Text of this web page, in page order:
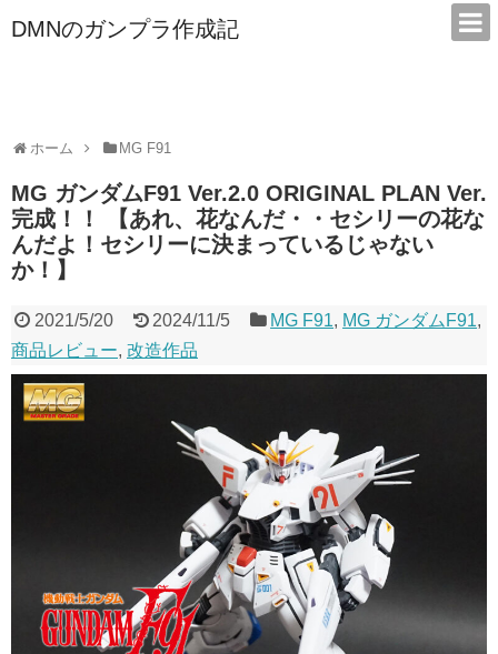
DMNのガンプラ作成記
ホーム MG F91
MG ガンダムF91 Ver.2.0 ORIGINAL PLAN Ver.
完成！！ 【あれ、花なんだ・・セシリーの花な
んだよ！セシリーに決まっているじゃない
か！】
2021/5/20 2024/11/5 MG F91, MG ガンダムF91,
商品レビュー, 改造作品